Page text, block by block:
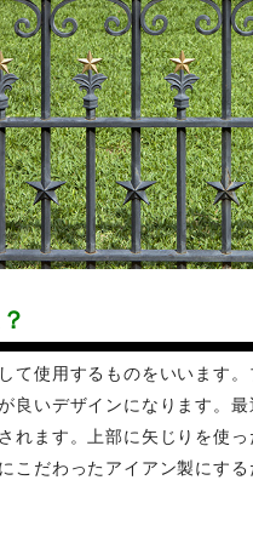
て使用するものをいいます
良いデザインになります。
ます。上部に矢じりを使っ
こだわったアイアン製にす